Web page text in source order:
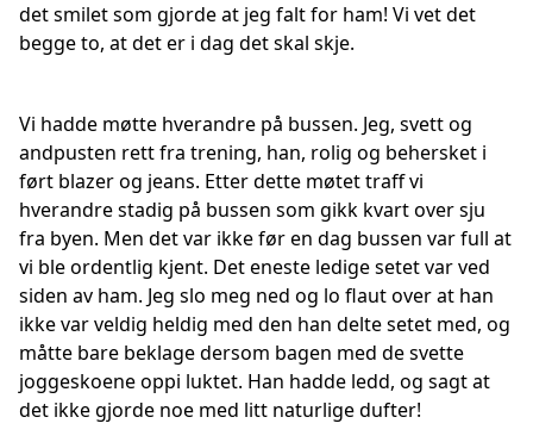
det smilet som gjorde at jeg falt for ham! Vi vet det
begge to, at det er i dag det skal skje.
Vi hadde møtte hverandre på bussen. Jeg, svett og
andpusten rett fra trening, han, rolig og behersket i
ført blazer og jeans. Etter dette møtet traff vi
hverandre stadig på bussen som gikk kvart over sju
fra byen. Men det var ikke før en dag bussen var full at
vi ble ordentlig kjent. Det eneste ledige setet var ved
siden av ham. Jeg slo meg ned og lo flaut over at han
ikke var veldig heldig med den han delte setet med, og
måtte bare beklage dersom bagen med de svette
joggeskoene oppi luktet. Han hadde ledd, og sagt at
det ikke gjorde noe med litt naturlige dufter!